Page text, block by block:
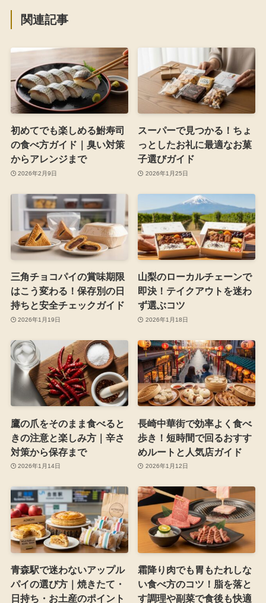
関連記事
初めてでも楽しめる鮒寿司
の食べ方ガイド｜臭い対策
からアレンジまで
2026年2月9日
スーパーで見つかる！ちょ
っとしたお礼に最適なお菓
子選びガイド
2026年1月25日
三角チョコパイの賞味期限
はこう変わる！保存別の日
持ちと安全チェックガイド
2026年1月19日
山梨のローカルチェーンで
即決！テイクアウトを迷わ
ず選ぶコツ
2026年1月18日
鷹の爪をそのまま食べると
きの注意と楽しみ方｜辛さ
対策から保存まで
2026年1月14日
長崎中華街で効率よく食べ
歩き！短時間で回るおすす
めルートと人気店ガイド
2026年1月12日
青森駅で迷わないアップル
パイの選び方｜焼きたて・
日持ち・お土産のポイント
霜降り肉でも胃もたれしな
い食べ方のコツ！脂を落と
す調理や副菜で食後も快適